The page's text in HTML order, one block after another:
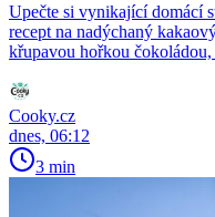
Upečte si vynikající domácí
recept na nadýchaný
křupavou hořkou
Cooky.cz
dnes, 06:12
3 min